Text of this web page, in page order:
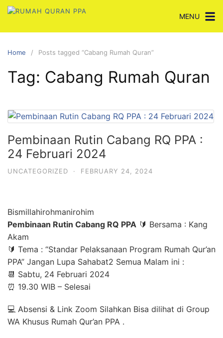
Skip
content
MENU
Home Posts tagged “Cabang Rumah Quran”
Tag: Cabang Rumah Quran
Pembinaan Rutin Cabang RQ PPA :
24 Februari 2024
UNCATEGORIZED · FEBRUARY 24, 2024
Bismillahirohmanirohim
Pembinaan Rutin Cabang RQ PPA 🔰 Bersama : Kang
Akam
🔰 Tema : “Standar Pelaksanaan Program Rumah Qur’an
PPA” Jangan Lupa Sahabat2 Semua Malam ini :
📆 Sabtu, 24 Februari 2024
⏰ 19.30 WIB – Selesai
💻 Absensi & Link Zoom Silahkan Bisa dilihat di Group
WA Khusus Rumah Qur’an PPA .